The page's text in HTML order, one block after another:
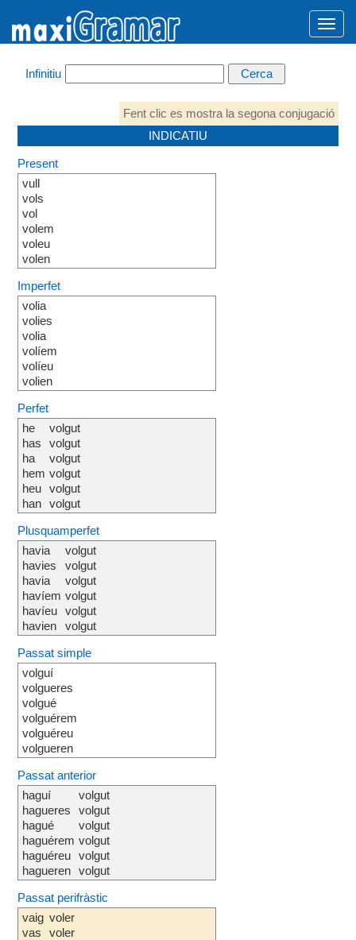
Infinitiu
Fent clic es mostra la segona conjugació
INDICATIU
Present
vull
vols
vol
volem
voleu
volen
Imperfet
volia
volies
volia
volíem
volíeu
volien
Perfet
he
has
ha
hem
heu
han
volgut
volgut
volgut
volgut
volgut
volgut
Plusquamperfet
havia
havies
havia
havíem
havíeu
havien
volgut
volgut
volgut
volgut
volgut
volgut
Passat simple
volguí
volgueres
volgué
volguérem
volguéreu
volgueren
Passat anterior
haguí
hagueres
hagué
haguérem
haguéreu
hagueren
volgut
volgut
volgut
volgut
volgut
volgut
Passat perifràstic
vaig
vas
voler
voler